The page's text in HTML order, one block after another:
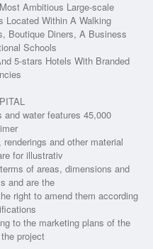
Ambitious Large-scale
Located Within A Walking
Boutique Diners, A Business
Schools,
5-stars Hotels With Branded
45,000 sqm landscape of open parks and water features.
and other material
for illustrativ
of areas, dimensions and
and are the
right to amend them according
to the marketing plans of the
project.